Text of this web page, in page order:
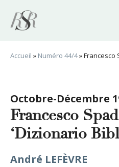
contenu
Accueil » Numéro 44/4»Francesco
Octobre-Décembre
Francesco
‘Dizionario
André LEFÈVRE